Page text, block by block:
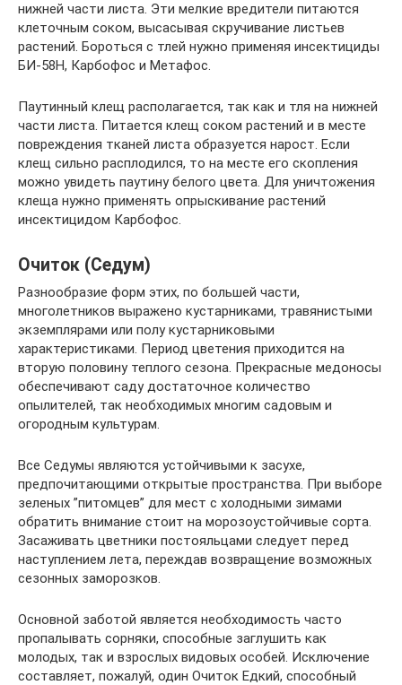
нижней части листа. Эти мелкие вредители питаются
клеточным соком, высасывая скручивание листьев
растений. Бороться с тлей нужно применяя инсектициды
БИ-58Н, Карбофос и Метафос.
Паутинный клещ располагается, так как и тля на нижней
части листа. Питается клещ соком растений и в месте
повреждения тканей листа образуется нарост. Если
клещ сильно расплодился, то на месте его скопления
можно увидеть паутину белого цвета. Для уничтожения
клеща нужно применять опрыскивание растений
инсектицидом Карбофос.
Очиток (Седум)
Разнообразие форм этих, по большей части,
многолетников выражено кустарниками, травянистыми
экземплярами или полу кустарниковыми
характеристиками. Период цветения приходится на
вторую половину теплого сезона. Прекрасные медоносы
обеспечивают саду достаточное количество
опылителей, так необходимых многим садовым и
огородным культурам.
Все Седумы являются устойчивыми к засухе,
предпочитающими открытые пространства. При выборе
зеленых ”питомцев” для мест с холодными зимами
обратить внимание стоит на морозоустойчивые сорта.
Засаживать цветники постояльцами следует перед
наступлением лета, переждав возвращение возможных
сезонных заморозков.
Основной заботой является необходимость часто
пропалывать сорняки, способные заглушить как
молодых, так и взрослых видовых особей. Исключение
составляет, пожалуй, один Очиток Едкий, способный